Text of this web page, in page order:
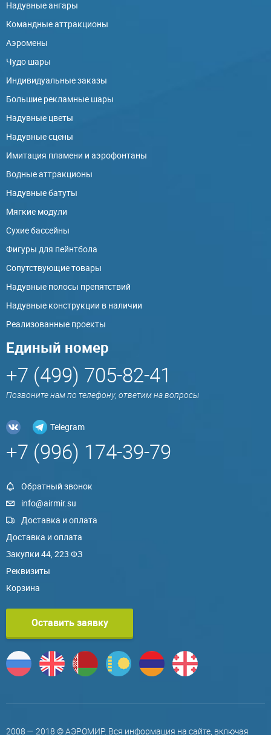
Надувные ангары
Командные аттракционы
Аэромены
Чудо шары
Индивидуальные заказы
Большие рекламные шары
Надувные цветы
Надувные сцены
Имитация пламени и аэрофонтаны
Водные аттракционы
Надувные батуты
Мягкие модули
Сухие бассейны
Фигуры для пейнтбола
Сопутствующие товары
Надувные полосы препятствий
Надувные конструкции в наличии
Реализованные проекты
Единый номер
+7 (499) 705-82-41
Позвоните нам по телефону, ответим на вопросы
Telegram
+7 (996) 174-39-79
Обратный звонок
info@airmir.su
Доставка и оплата
Доставка и оплата
Закупки 44, 223 ФЗ
Реквизиты
Корзина
Оставить заявку
2008 — 2018 © АЭРОМИР. Вся информация на сайте, включая